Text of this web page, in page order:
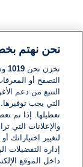
نحن نهتم
نخزن نحن1019
التصفح أو
التتبع من دعم
التي يجب
تعطيلها. إذا تم
والإعلانات التي
لتغيير
إدارة التفضيلات
داخل الموقع